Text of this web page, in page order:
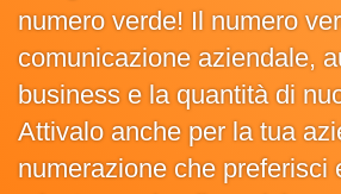
numero verde! Il numero
comunicazione aziendale,
business e la quantità di
Attivalo anche per la tua
numerazione che preferisci